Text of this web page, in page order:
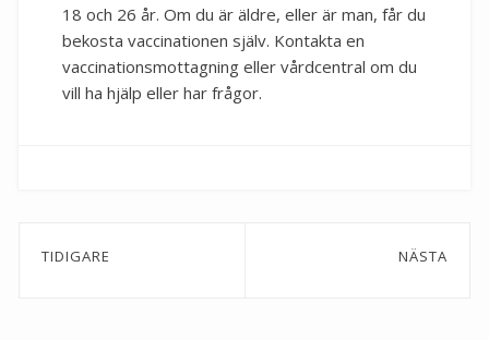
18 och 26 år. Om du är äldre, eller är man, får du
bekosta vaccinationen själv. Kontakta en
vaccinationsmottagning eller vårdcentral om du
vill ha hjälp eller har frågor.
Inläggsnavigering
TIDIGARE NÄSTA